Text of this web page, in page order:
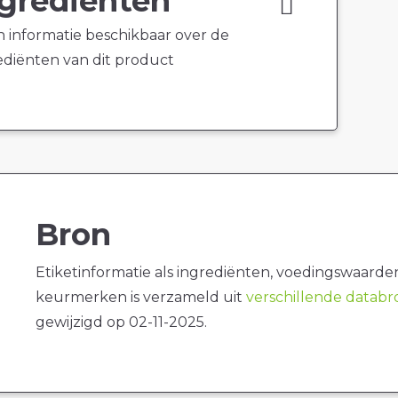
informatie beschikbaar over de
van dit product
Bron
Etiketinformatie als ingrediënten,
keurmerken is verzameld uit verschillende
gewijzigd op 02-11-2025.